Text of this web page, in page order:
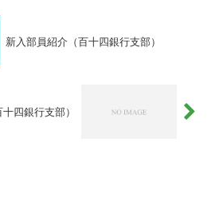
新入部員紹介（百十四銀行支部）
四銀行支部）